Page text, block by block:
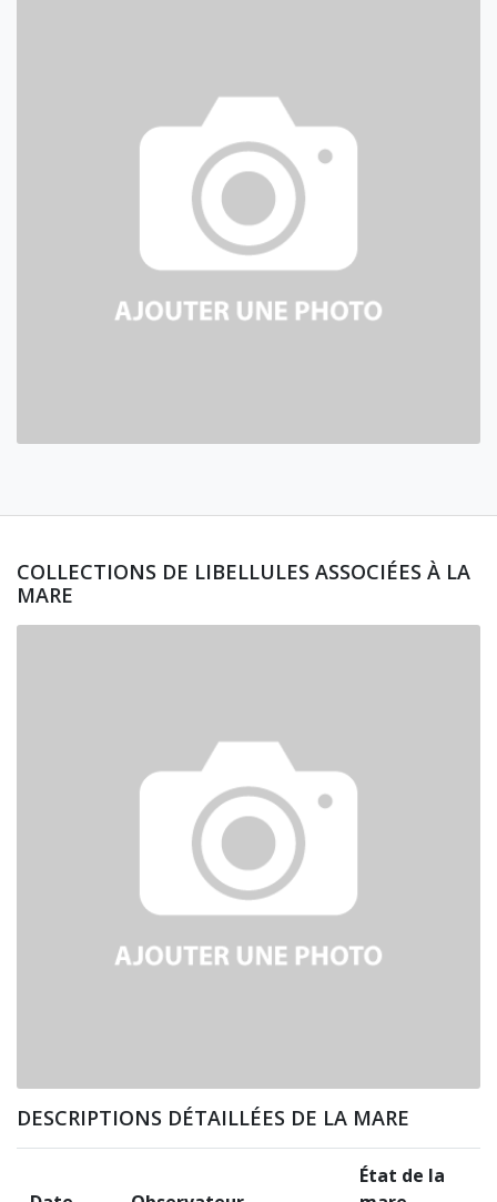
COLLECTIONS DE LIBELLULES ASSOCIÉES À LA
MARE
DESCRIPTIONS DÉTAILLÉES DE LA MARE
État de la